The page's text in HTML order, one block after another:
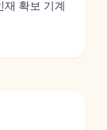
재 확보 기계